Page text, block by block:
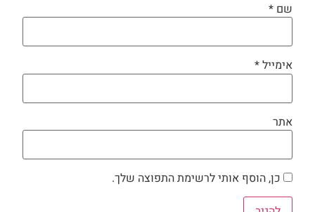
שם *
אימייל*
אתר
כן, הוסף אותי לרשימת התפוצה שלך.